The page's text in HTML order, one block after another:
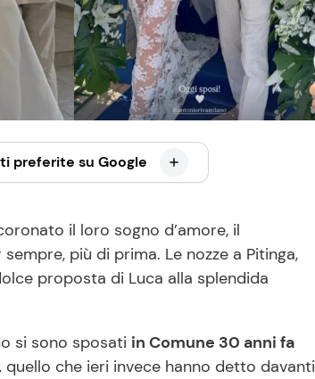
preferite su Google
il loro sogno d’amore, il
più di prima. Le nozze a Pitinga,
proposta di Luca alla splendida
si sono sposati in Comune 30 anni fa
quello che ieri invece hanno detto davanti